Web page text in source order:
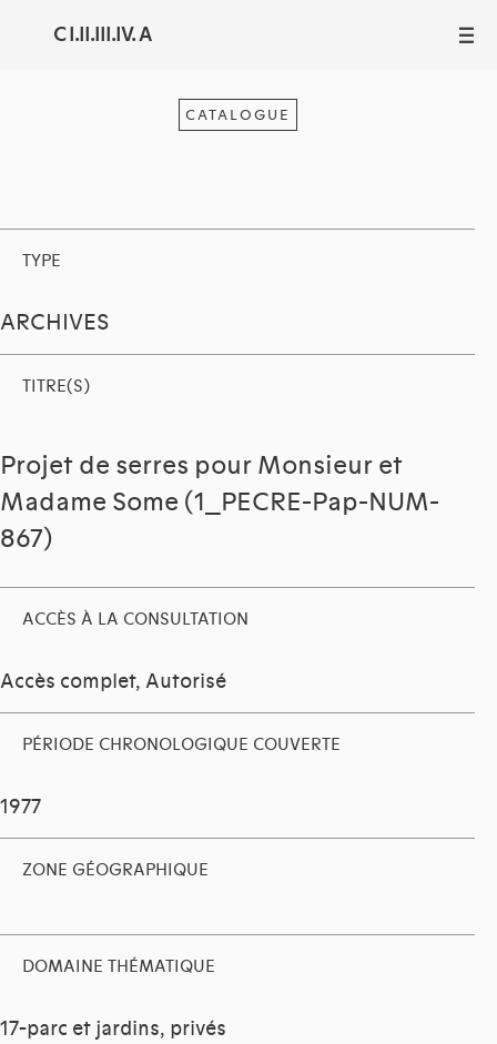
C I.II.III.IV. A III
CATALOGUE
TYPE
ARCHIVES
TITRE(S)
Projet de serres pour Monsieur et
Madame Some (1_PECRE-Pap-NUM-
867)
ACCÈS À LA CONSULTATION
Accès complet, Autorisé
PÉRIODE CHRONOLOGIQUE COUVERTE
1977
ZONE GÉOGRAPHIQUE
DOMAINE THÉMATIQUE
17-parc et jardins, privés